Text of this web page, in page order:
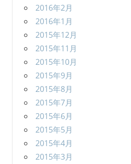
2016年2月
2016年1月
2015年12月
2015年11月
2015年10月
2015年9月
2015年8月
2015年7月
2015年6月
2015年5月
2015年4月
2015年3月